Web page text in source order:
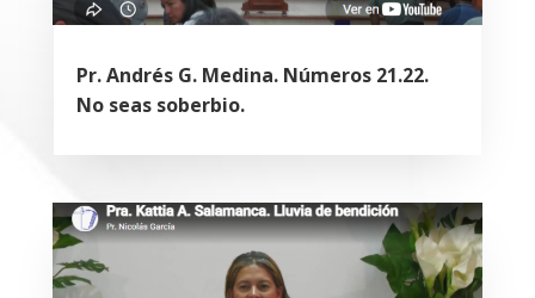
Pr. Andrés G. Medina. Números 21.22.
No seas soberbio.